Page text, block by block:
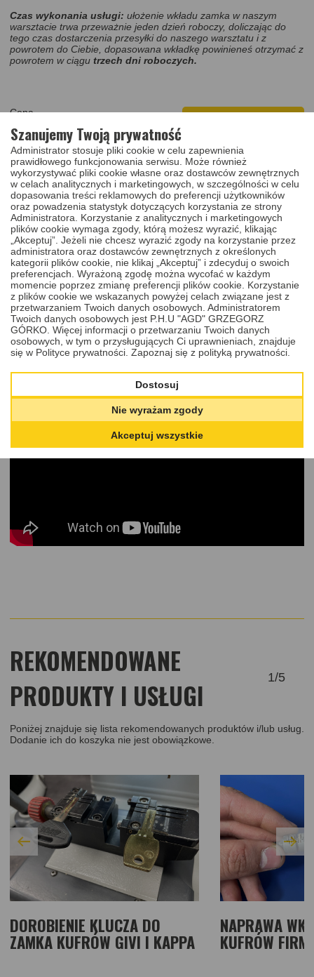
płatność zrealizujesz za pobraniem, przelewem, lub blikiem,
zapakuj uszkodzony komponent, przekaż przesyłkę
kurierowi,
jeżeli nie znalazłeś usługi naprawy wkładu zamka do
Czas wykonania usługi: ułożenie wkładu zamka w naszym
warsztacie trwa przeważnie jeden dzień roboczy, doliczając do
tego czas dostarczenia przesyłki do naszego warsztatu i z
powrotem do Ciebie, dopasowana wkładkę powinieneś otrzymać z
powrotem w ciągu trzech dni roboczych.
Cena
199,00 PLN
Po zakupie usługiułożenia - dopasowania pod klucz,prześlij
swój wkład zamka oraz wszystkie klucze, które do niej posiadasz
na nasz adres. W trakcie układania zapadek wszystkie
używane zamki przechodzą mycie w myjce ultradźwiękowej z
dodatkiem specjalistycznej chemii, w
procesie dopasowania wkładu używamy tylko nowych sprężynek i
zapadek.
Uwaga: ułożenie dopasowanie wkładów zamka jest możliwe tylko
w produktach tej samej serii.
Cena zawiera:
usługę ułożenia / dopasowania / ujednolicenia / ustawienie
pod dostarczony klucz.
Jeżeli w wyniku oględzin, stwierdzimy, że grot klucza jest zbyt
wytarty (zużyty) - skontaktujemy się w celu podjęcia decyzji o
dalszym działaniu (może wystąpić konieczność docięcia nowego
grotu).
Obejrzyj materiał wideo z którego dowiesz się
REKOMENDOWANE
PRODUKTY I USŁUGI
1/5
Poniżej znajduje się lista rekomendowanych produktów i/lub usług.
Dodanie ich do koszyka nie jest obowiązkowe.
DOROBIENIE KLUCZA DO
ZAMKA KUFRÓW GIVI I KAPPA
NAPRAWA
KUFRÓW
Szanujemy Twoją prywatność
Administrator stosuje pliki cookie w celu zapewnienia
prawidłowego funkcjonowania serwisu. Może również
wykorzystywać pliki cookie własne oraz dostawców zewnętrznych
w celach analitycznych i marketingowych, w szczególności w celu
dopasowania treści reklamowych do preferencji użytkowników
oraz powadzenia statystyk dotyczących korzystania ze strony
Administratora. Korzystanie z analitycznych i marketingowych
plików cookie wymaga zgody, którą możesz wyrazić, klikając
„Akceptuj”. Jeżeli nie chcesz wyrazić zgody na korzystanie przez
administratora oraz dostawców zewnętrznych z określonych
kategorii plików cookie, nie klikaj „Akceptuj” i zdecyduj o swoich
preferencjach. Wyrażoną zgodę można wycofać w każdym
momencie poprzez zmianę preferencji plików cookie. Korzystanie
z plików cookie we wskazanych powyżej celach związane jest z
przetwarzaniem Twoich danych osobowych. Administratorem
Twoich danych osobowych jest P.H.U "AGD" GRZEGORZ
GÓRKO. Więcej informacji o przetwarzaniu Twoich danych
osobowych, w tym o przysługujących Ci uprawnieniach, znajduje
się w Polityce prywatności. Zapoznaj się z polityką prywatności.
Dostosuj
Nie wyrażam zgody
Akceptuj wszystkie